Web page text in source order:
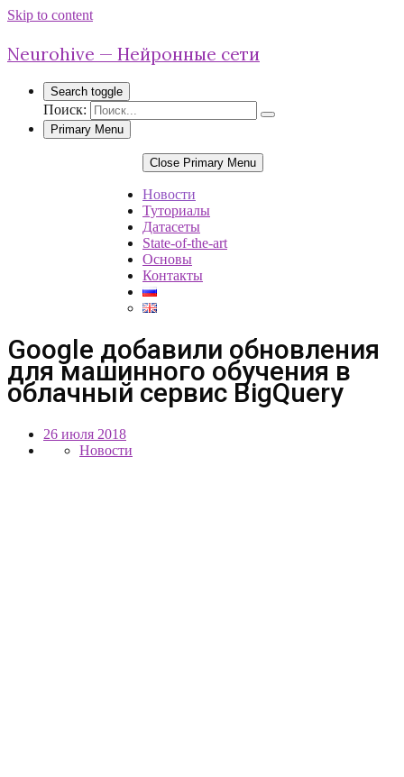
Skip to content
Neurohive — Нейронные сети
Search toggle
Поиск:
Primary Menu
Close Primary Menu
Новости
Туториалы
Датасеты
State-of-the-art
Основы
Контакты
Google добавили обновления
для машинного обучения в
облачный сервис BigQuery
26 июля 2018
Новости